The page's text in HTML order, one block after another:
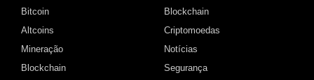
Bitcoin
Altcoins
Mineração
Blockchain
Blockchain
Criptomoedas
Notícias
Segurança